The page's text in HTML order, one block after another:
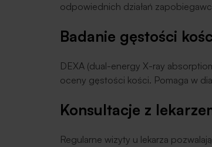
odpowiednich działań
Badanie gęstości
DEXA (dual-energy X-ray
oceny gęstości kości. Pomaga w
Konsultacje z
Regularne wizyty u lekarza